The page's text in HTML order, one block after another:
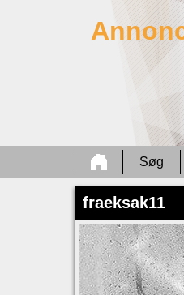
Søg
fraeksak11